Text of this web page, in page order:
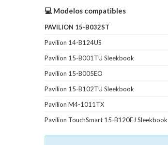
💻 Modelos compatibles
PAVILION 15-B032ST
Pavilion 14-B124US
Pavilion 15-B001TU Sleekbook
Pavilion 15-B005EO
Pavilion 15-B102TU Sleekbook
Pavilion M4-1011TX
Pavilion TouchSmart 15-B120EJ Sleekbook